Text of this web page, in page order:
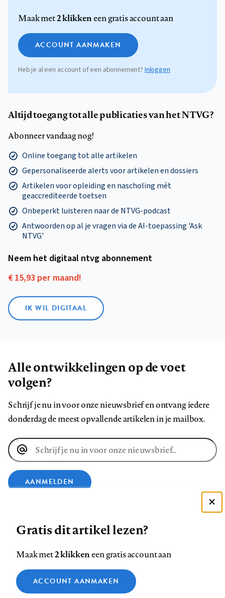
Maak met2 klikkeneen gratis account aan
ACCOUNT AANMAKEN
Heb je al een account of een abonnement?Inloggen
Altijd toegang tot alle publicaties van het NTVG?
Abonneer vandaag nog!
Online toegang tot alle artikelen
Gepersonaliseerde alerts voor artikelen en dossiers
Artikelen voor opleiding en nascholing mét
geaccrediteerde toetsen
Onbeperkt luisteren naar de NTVG-podcast
Antwoorden op al je vragen via de AI-toepassing 'Ask
NTVG'
Neem het digitaal ntvg abonnement
€ 15,93 per maand!
IK WIL DIGITAAL
Alle ontwikkelingen op de voet
volgen?
Schrijf je nu in voor onze nieuwsbrief en ontvang iedere
donderdag de meest opvallende artikelen in je mailbox.
E-
mailadres
AANMELDEN
op
Facebook
op
LinkedIn
op
Bluesky
ons
op
InstagramYouTube
Footer
Contact Colofon Disclaimer Privacy
Medische vragen verdienen
Zie onze cookie policy
Analytische cookies
Gratis dit artikel lezen?
Maak met2 klikkeneen gratis account aan
ACCOUNT AANMAKEN